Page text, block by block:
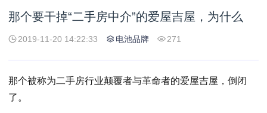
那个要干掉“二手房中介”的爱屋吉屋，为什么
2019-11-20 14:22:33 电池品牌 271
那个被称为二手房行业颠覆者与革命者的爱屋吉屋，倒闭
了。